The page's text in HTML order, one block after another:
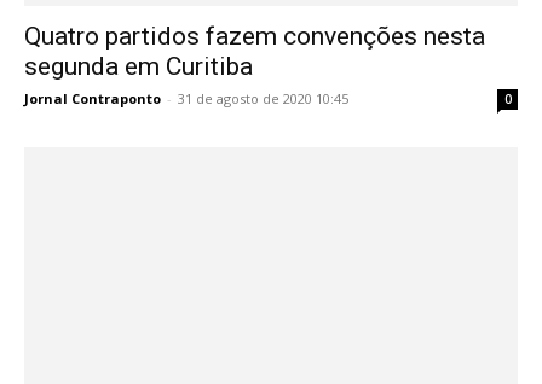
Quatro partidos fazem convenções nesta
segunda em Curitiba
Jornal Contraponto - 31 de agosto de 2020 10:45 0